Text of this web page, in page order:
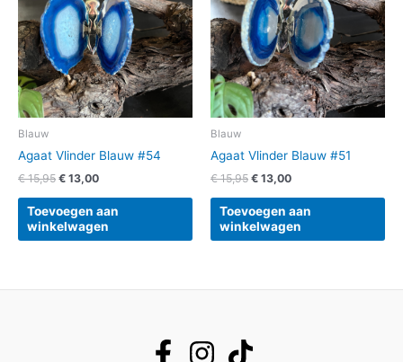
Blauw
Agaat Vlinder Blauw #54
€15,95 € 13,00
Toevoegen aan
winkelwagen
Blauw
Agaat Vlinder Blauw #51
€15,95 € 13,00
Toevoegen aan
winkelwagen